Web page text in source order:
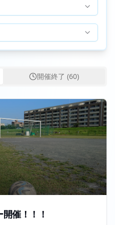
開催終了 (60)
催！！！